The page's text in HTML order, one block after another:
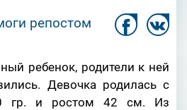
репостом
ребенок, родители к ней
Девочка родилась с
гр. и ростом 42 см. Из